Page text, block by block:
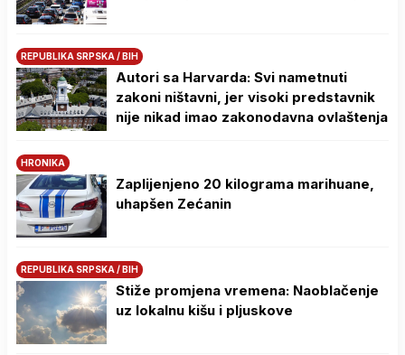
REPUBLIKA SRPSKA / BIH
Autori sa Harvarda: Svi nametnuti
zakoni ništavni, jer visoki predstavnik
nije nikad imao zakonodavna ovlaštenja
HRONIKA
Zaplijenjeno 20 kilograma marihuane,
uhapšen Zećanin
REPUBLIKA SRPSKA / BIH
Stiže promjena vremena: Naoblačenje
uz lokalnu kišu i pljuskove